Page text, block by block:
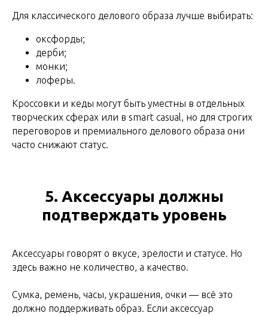
Для классического делового образа лучше выбирать:
оксфорды;
дерби;
монки;
лоферы.
Кроссовки и кеды могут быть уместны в отдельных
творческих сферах или в smart casual, но для строгих
переговоров и премиального делового образа они
часто снижают статус.
5. Аксессуары должны
подтверждать уровень
Аксессуары говорят о вкусе, зрелости и статусе. Но
здесь важно не количество, а качество.
Сумка, ремень, часы, украшения, очки — всё это
должно поддерживать образ. Если аксессуар